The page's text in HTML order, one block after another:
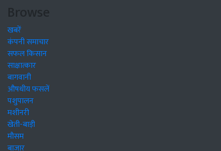
Browse
खबरें
कंपनी समाचार
सफल किसान
साक्षात्कार
बागवानी
औषधीय फसलें
पशुपालन
मशीनरी
खेती-बाड़ी
मौसम
बाजार